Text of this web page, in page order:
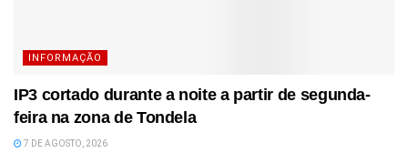
INFORMAÇÃO
IP3 cortado durante a noite a partir de segunda-
feira na zona de Tondela
7 DE AGOSTO, 2026